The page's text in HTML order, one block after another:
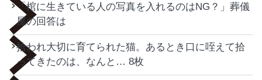
「棺に生きている人の写真を入れるのはNG？」葬儀
屋の回答は
拾われ大切に育てられた猫。あるとき口に咥えて拾
ってきたのは、なんと… 8枚